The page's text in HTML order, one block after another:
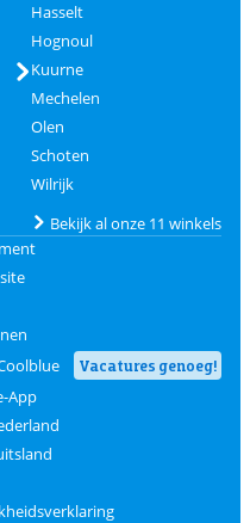
Hasselt
Hognoul
Kuurne
Mechelen
Olen
Schoten
Wilrijk
Bekijk al onze 11 winkels
Vacatures genoeg!
App